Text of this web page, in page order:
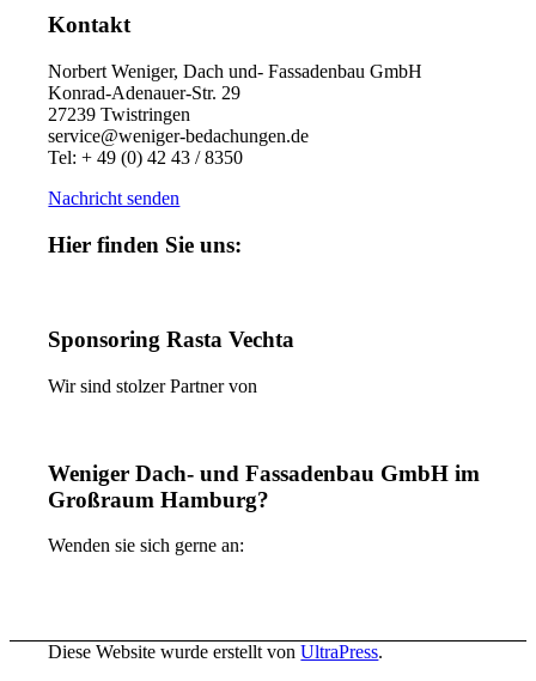
Kontakt
Norbert Weniger, Dach und- Fassadenbau GmbH
Konrad-Adenauer-Str. 29
27239 Twistringen
service@weniger-bedachungen.de
Tel: + 49 (0) 42 43 / 8350
Nachricht senden
Hier finden Sie uns:
Sponsoring Rasta Vechta
Wir sind stolzer Partner von
Weniger Dach- und Fassadenbau GmbH im
Großraum Hamburg?
Wenden sie sich gerne an:
Diese Website wurde erstellt vonUltraPress.